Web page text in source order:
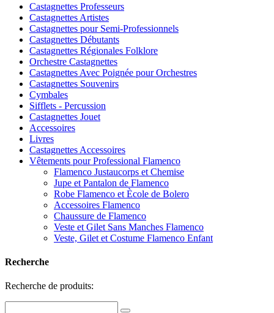
Castagnettes Professeurs
Castagnettes Artistes
Castagnettes pour Semi-Professionnels
Castagnettes Débutants
Castagnettes Régionales Folklore
Orchestre Castagnettes
Castagnettes Avec Poignée pour Orchestres
Castagnettes Souvenirs
Cymbales
Sifflets - Percussion
Castagnettes Jouet
Accessoires
Livres
Castagnettes Accessoires
Vêtements pour Professional Flamenco
Flamenco Justaucorps et Chemise
Jupe et Pantalon de Flamenco
Robe Flamenco et Ècole de Bolero
Accessoires Flamenco
Chaussure de Flamenco
Veste et Gilet Sans Manches Flamenco
Veste, Gilet et Costume Flamenco Enfant
Recherche
Recherche de produits: